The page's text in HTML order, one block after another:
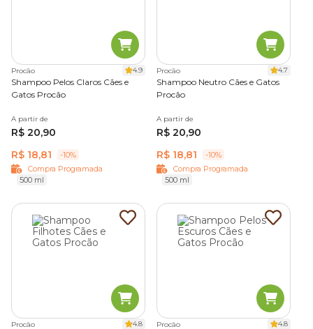
Procão 4.9
Shampoo Pelos Claros Cães e
Gatos Procão
A partir de
R$ 20,90
R$ 18,81
-10%
Compra Programada
500 ml
Procão 4.7
Shampoo Neutro Cães e Gatos
Procão
A partir de
R$ 20,90
R$ 18,81
-10%
Compra Programada
500 ml
Procão 4.8 Procão 4.8